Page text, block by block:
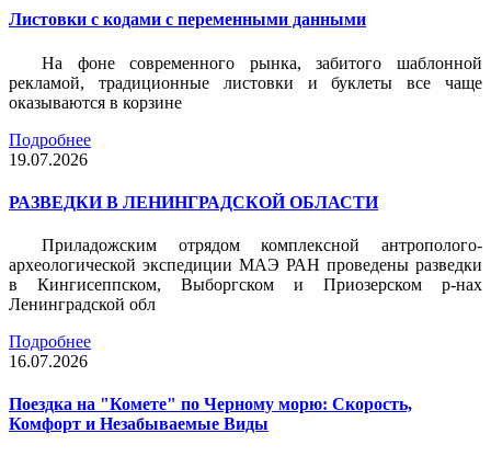
Листовки c кодами с переменными данными
На фоне современного рынка, забитого шаблонной
рекламой, традиционные листовки и буклеты все чаще
оказываются в корзине
Подробнее
19.07.2026
РАЗВЕДКИ В ЛЕНИНГРАДСКОЙ ОБЛАСТИ
Приладожским отрядом комплексной антрополого-
археологической экспедиции МАЭ РАН проведены разведки
в Кингисеппском, Выборгском и Приозерском р-нах
Ленинградской обл
Подробнее
16.07.2026
Поездка на "Комете" по Черному морю: Скорость,
Комфорт и Незабываемые Виды